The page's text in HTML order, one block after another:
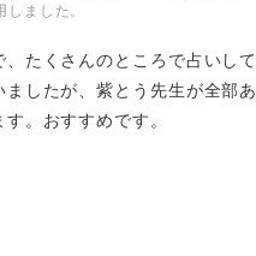
しました。
、たくさんのところで占いして
ましたが、紫とう先生が全部あ
す。おすすめです。